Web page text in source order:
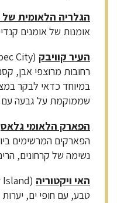
הגלריה הלאומית של
אומנות של אומנים
העיר קוויבק
רחובות מרוצפי אבן,
שממוקמת על גבעה עם
הפארק הלאומי
הפארקים המרשימים
נשימה של קרחונים,
האי ויקטוריה
טבע, עם חופי ים, יערות